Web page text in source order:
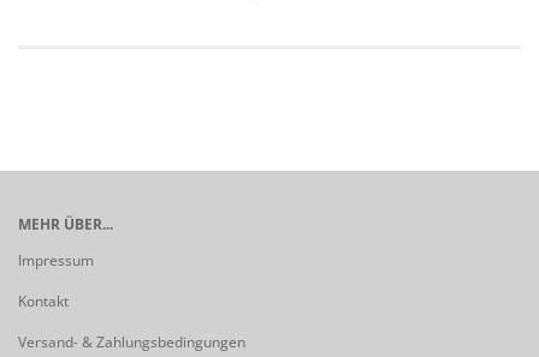
MEHR ÜBER...
Impressum
Kontakt
Versand- & Zahlungsbedingungen